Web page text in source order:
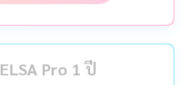
ELSA Pro 1 ปี